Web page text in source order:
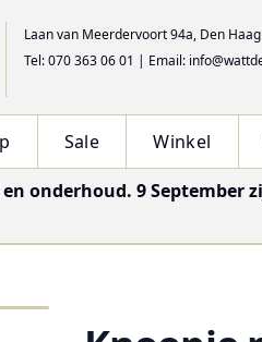
Laan van Meerdervoort 94a, Den Haag
Tel: 070 363 06 01 | Email:
Sale Winkel
onderhoud. 9 September